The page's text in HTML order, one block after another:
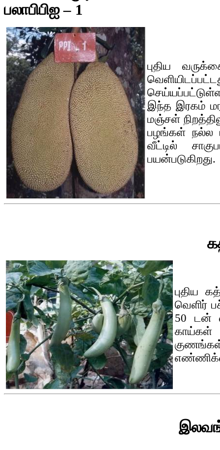
பலாபிபிஐ– 1
புதிய
இந்த இரகம்
மஞ்சள்
பழங்கள் நல்ல
வீட்டில்
பயன்படுகிறது.
புதிய
வெளிர்
50 டன்
காய்கள்